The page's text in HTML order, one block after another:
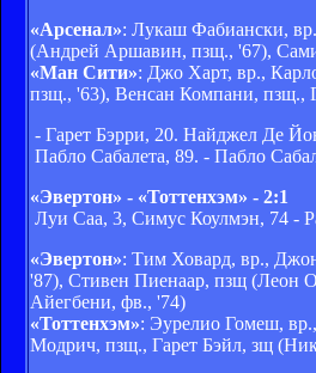
«Арсенал»: Лукаш Фабиански,
(Андрей Аршавин, пзщ., '67),
«Ман Сити»: Джо Харт, вр.,
пзщ., '63), Венсан Компани, пзщ.,
- Гарет Бэрри, 20. Найджел Де
Пабло Сабалета, 89. - Пабло
«Эвертон» - «Тоттенхэм» - 2:1
Луи Саа, 3, Симус Коулмэн, 74 -
«Эвертон»: Тим Ховард, вр.,
'87), Стивен Пиенаар, пзщ (Леон
Айегбени, фв., '74)
«Тоттенхэм»: Эурелио Гомеш,
Модрич, пзщ., Гарет Бэйл, зщ